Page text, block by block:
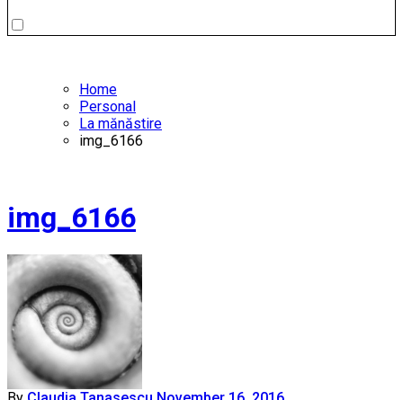
Home
Personal
La mănăstire
img_6166
img_6166